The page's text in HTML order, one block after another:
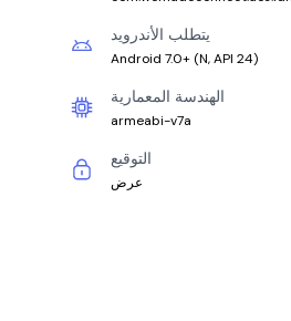
يتطلب الأندرويد
Android 7.0+ (N, API 24)
الهندسة المعمارية
armeabi-v7a
التوقيع
عرض